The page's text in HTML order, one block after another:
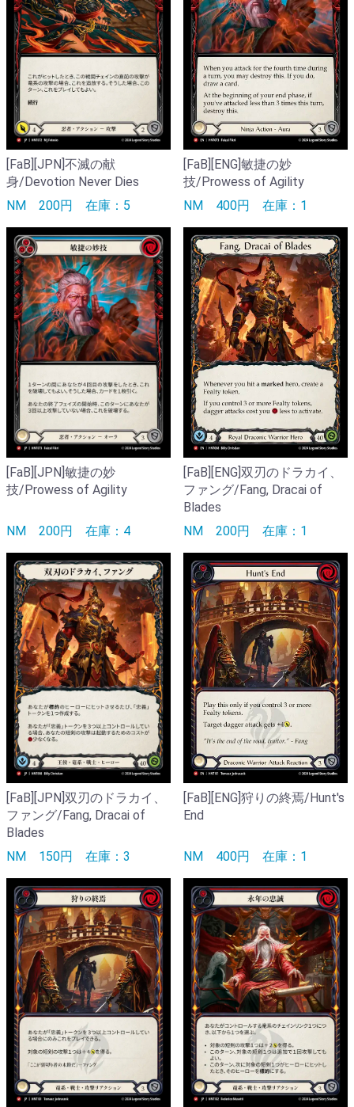
[FaB][JPN]不滅の献
身/Devotion Never Dies
NM 200円 在庫：5
[FaB][ENG]敏捷の妙
技/Prowess of Agility
NM 400円 在庫：1
[FaB][JPN]敏捷の妙
技/Prowess of Agility
NM 200円 在庫：4
[FaB][ENG]双刃のドラカイ、
ファング/Fang, Dracai of
Blades
NM 200円 在庫：1
[FaB][JPN]双刃のドラカイ、
ファング/Fang, Dracai of
Blades
NM 150円 在庫：3
[FaB][ENG]狩りの終焉/Hunt's
End
NM 400円 在庫：1